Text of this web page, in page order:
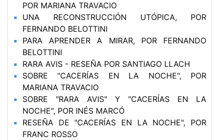
POR MARIANA TRAVACIO
UNA RECONSTRUCCIÓN UTÓPICA, POR
FERNANDO BELOTTINI
PARA APRENDER A MIRAR, POR FERNANDO
BELOTTINI
RARA AVIS - RESEÑA POR SANTIAGO LLACH
SOBRE "CACERÍAS EN LA NOCHE", POR
MARIANA TRAVACIO
SOBRE "RARA AVIS" Y "CACERÍAS EN LA
NOCHE", POR INÉS MARCÓ
RESEÑA DE "CACERÍAS EN LA NOCHE", POR
FRANC ROSSO